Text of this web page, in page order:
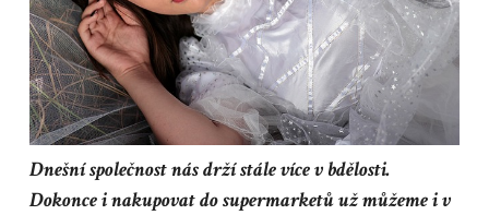
Dnešní společnost nás drží stále více v bdělosti.
Dokonce i nakupovat do supermarketů už můžeme i v